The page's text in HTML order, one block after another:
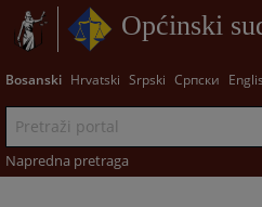
Općinski
Bosanski Hrvatski Srpski Српски
Napredna pretraga